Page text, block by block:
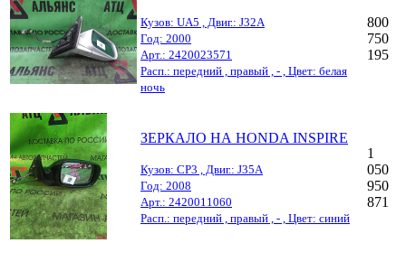
Кузов: UA5 , Двиг.: J32A
Год: 2000
Арт.: 2420023571
Расп.: передний , правый , - , Цвет: белая
ночь
800
750
195
ЗЕРКАЛО НА HONDA INSPIRE
Кузов: CP3 , Двиг.: J35A
Год: 2008
Арт.: 2420011060
Расп.: передний , правый , - , Цвет: синий
1
050
950
871